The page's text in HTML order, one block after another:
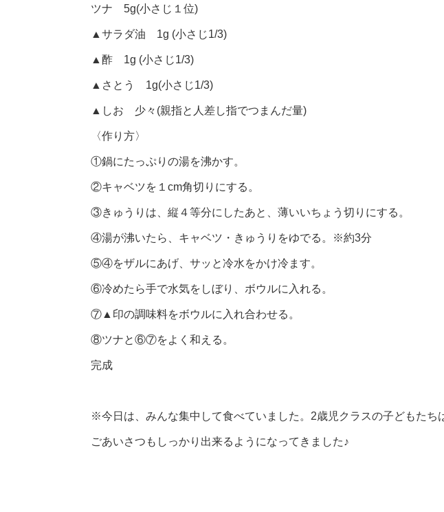
ツナ 5g(小さじ１位)
▲サラダ油 1g (小さじ1/3)
▲酢 1g (小さじ1/3)
▲さとう 1g(小さじ1/3)
▲しお 少々(親指と人差し指でつまんだ量)
〈作り方〉
①鍋にたっぷりの湯を沸かす。
②キャベツを１cm角切りにする。
③きゅうりは、縦４等分にしたあと、薄いいちょう切りにする。
④湯が沸いたら、キャベツ・きゅうりをゆでる。※約3分
⑤④をザルにあげ、サッと冷水をかけ冷ます。
⑥冷めたら手で水気をしぼり、ボウルに入れる。
⑦▲印の調味料をボウルに入れ合わせる。
⑧ツナと⑥⑦をよく和える。
完成
※今日は、みんな集中して食べていました。2歳児クラスの子どもたち
ごあいさつもしっかり出来るようになってきました♪